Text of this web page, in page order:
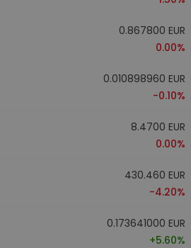
0.867800 EUR
0.00%
0.010898960 EUR
-0.10%
8.4700 EUR
0.00%
430.460 EUR
-4.20%
0.173641000 EUR
+5.60%